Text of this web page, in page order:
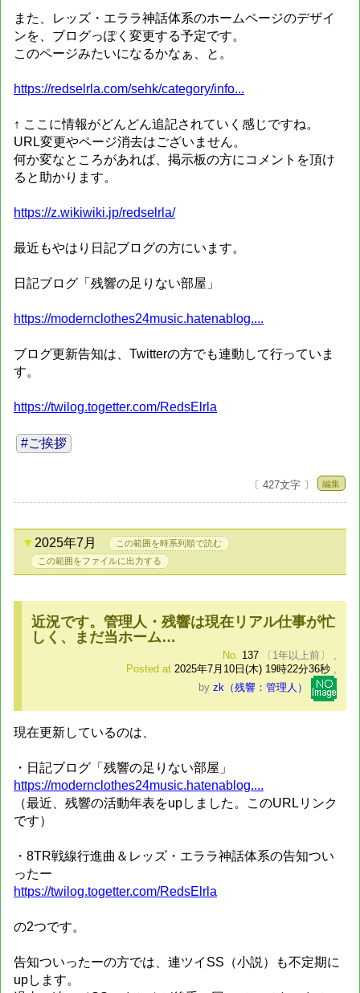
また、レッズ・エララ神話体系のホームページのデザイ
ンを、ブログっぽく変更する予定です。
このページみたいになるかなぁ、と。
https://redselrla.com/sehk/category/info...
↑ ここに情報がどんどん追記されていく感じですね。
URL変更やページ消去はございません。
何か変なところがあれば、掲示板の方にコメントを頂け
ると助かります。
https://z.wikiwiki.jp/redselrla/
最近もやはり日記ブログの方にいます。
日記ブログ「残響の足りない部屋」
https://modernclothes24music.hatenablog....
ブログ更新告知は、Twitterの方でも連動して行っていま
す。
https://twilog.togetter.com/RedsElrla
#ご挨拶
〔 427文字 〕 編集
2025年7月
この範囲を時系列順で読む
この範囲をファイルに出力する
近況です。管理人・残響は現在リアル仕事が忙
しく、まだ当ホーム…
No. 137 〔1年以上前〕
,
Posted at 2025年7月10日(木) 19時22分36秒 ,
by zk（残響：管理人）
現在更新しているのは、
・日記ブログ「残響の足りない部屋」
https://modernclothes24music.hatenablog....
（最近、残響の活動年表をupしました。このURLリンク
です）
・8TR戦線行進曲＆レッズ・エララ神話体系の告知つい
ったー
https://twilog.togetter.com/RedsElrla
の2つです。
告知ついったーの方では、連ツイSS（小説）も不定期に
upします。